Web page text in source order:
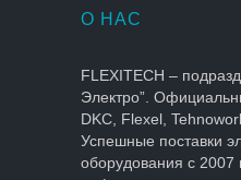
О НАС
FLEXITECH –
Электро”.
DKC, Flexel,
Успешные поставки
оборудования с 2007